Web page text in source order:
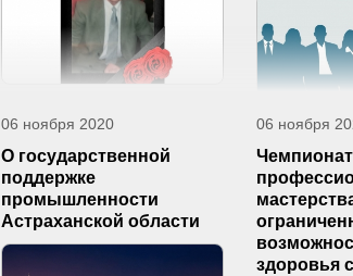
06 ноября 2020
О государственной
поддержке
промышленности
Астраханской области
06 ноября
Чемпионат
здоровья